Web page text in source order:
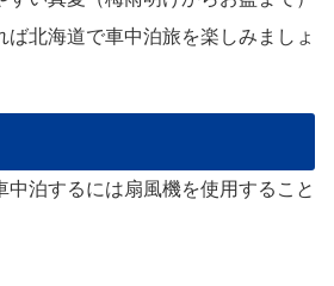
ば北海道で車中泊旅を楽しみましょ
中泊するには扇風機を使用すること